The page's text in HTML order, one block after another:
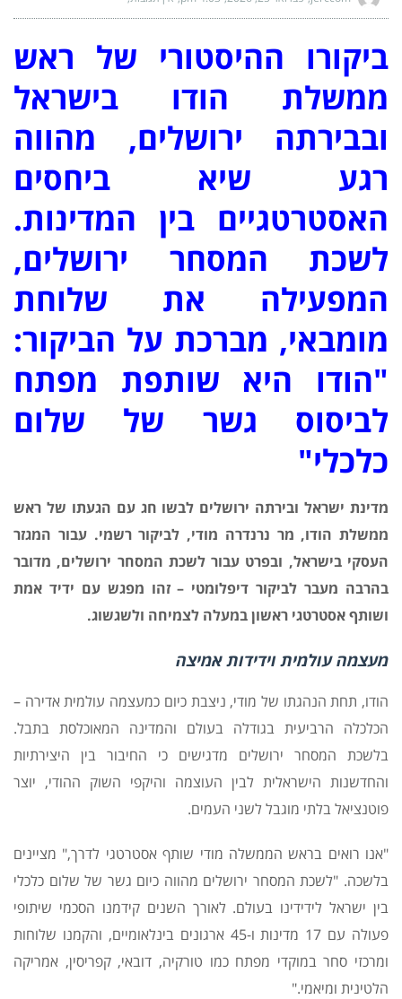
ביקורו ההיסטורי של ראש
ממשלת הודו בישראל
ובבירתה ירושלים, מהווה
רגע שיא ביחסים
האסטרטגיים בין המדינות.
לשכת המסחר ירושלים,
המפעילה את שלוחת
מומבאי, מברכת על הביקור:
"הודו היא שותפת מפתח
לביסוס גשר של שלום
כלכלי"
מדינת ישראל ובירתה ירושלים לבשו חג עם הגעתו של ראש
ממשלת הודו, מר נרנדרה מודי, לביקור רשמי. עבור המגזר
העסקי בישראל, ובפרט עבור לשכת המסחר ירושלים, מדובר
בהרבה מעבר לביקור דיפלומטי – זהו מפגש עם ידיד אמת
ושותף אסטרטגי ראשון במעלה לצמיחה ולשגשוג.
מעצמה עולמית וידידות אמיצה
הודו, תחת הנהגתו של מודי, ניצבת כיום כמעצמה עולמית אדירה –
הכלכלה הרביעית בגודלה בעולם והמדינה המאוכלסת בתבל.
בלשכת המסחר ירושלים מדגישים כי החיבור בין היצירתיות
והחדשנות הישראלית לבין העוצמה והיקפי השוק ההודי, יוצר
פוטנציאל בלתי מוגבל לשני העמים.
"אנו רואים בראש הממשלה מודי שותף אסטרטגי לדרך," מציינים
בלשכה. "לשכת המסחר ירושלים מהווה כיום גשר של שלום כלכלי
בין ישראל לידידינו בעולם. לאורך השנים קידמנו הסכמי שיתופי
פעולה עם 17 מדינות ו-45 ארגונים בינלאומיים, והקמנו שלוחות
ומרכזי סחר במוקדי מפתח כמו טורקיה, דובאי, קפריסין, אמריקה
הלטינית ומיאמי."